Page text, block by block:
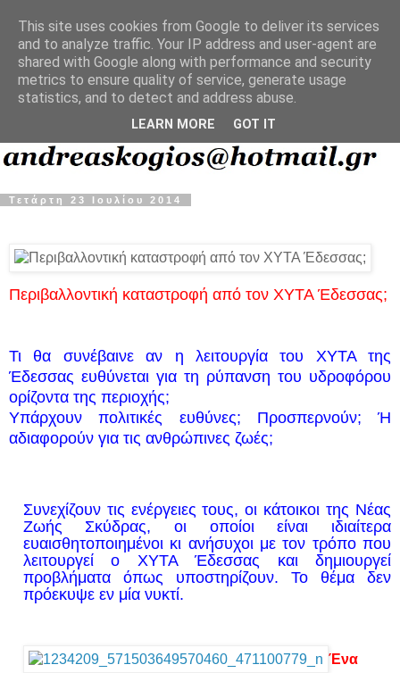
Τετάρτη 23 Ιουλίου 2014
Περιβαλλοντική καταστροφή από τον ΧΥΤΑ Έδεσσας;
Τι θα συνέβαινε αν η λειτουργία του ΧΥΤΑ της
Έδεσσας ευθύνεται για τη ρύπανση του υδροφόρου
ορίζοντα της περιοχής;
Υπάρχουν πολιτικές ευθύνες; Προσπερνούν; Ή
αδιαφορούν για τις ανθρώπινες ζωές;
Συνεχίζουν τις ενέργειες τους, οι κάτοικοι της Νέας
Ζωής Σκύδρας, οι οποίοι είναι ιδιαίτερα
ευαισθητοποιημένοι κι ανήσυχοι με τον τρόπο που
λειτουργεί ο ΧΥΤΑ Έδεσσας και δημιουργεί
προβλήματα όπως υποστηρίζουν. Το θέμα δεν
πρόεκυψε εν μία νυκτί.
Ένα
This site uses cookies from Google to deliver its services
and to analyze traffic. Your IP address and user-agent are
shared with Google along with performance and security
metrics to ensure quality of service, generate usage
statistics, and to detect and address abuse.
LEARN MORE GOT IT